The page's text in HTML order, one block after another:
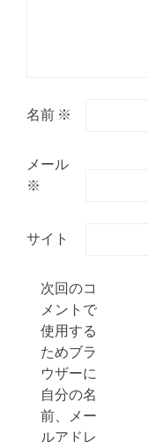
名前 ※
メール
※
サイト
次回のコ
メントで
使用する
ためブラ
ウザーに
自分の名
前、メー
ルアドレ